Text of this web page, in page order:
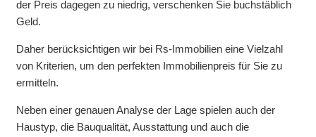
der Preis dagegen zu niedrig, verschenken Sie buchstäblich
Geld.
Daher berücksichtigen wir bei Rs-Immobilien eine Vielzahl
von Kriterien, um den perfekten Immobilienpreis für Sie zu
ermitteln.
Neben einer genauen Analyse der Lage spielen auch der
Haustyp, die Bauqualität, Ausstattung und auch die